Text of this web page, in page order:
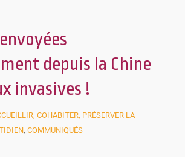
depuis la Chine
invasives !
COHABITER, PRÉSERVER LA
, COMMUNIQUÉS